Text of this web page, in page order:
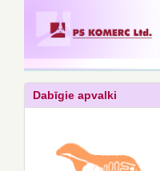
Dabīgie apvalki